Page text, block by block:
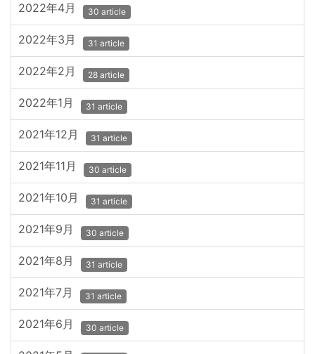
2022年4月 30 article
2022年3月 31 article
2022年2月 28 article
2022年1月 31 article
2021年12月 31 article
2021年11月 30 article
2021年10月 31 article
2021年9月 30 article
2021年8月 31 article
2021年7月 31 article
2021年6月 30 article